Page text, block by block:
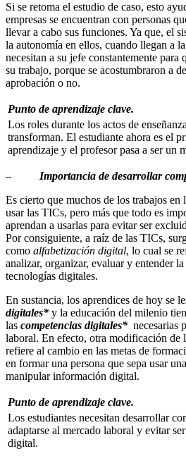
Si se retoma el estudio de caso, esto
empresas se encuentran con personas
llevar a cabo sus funciones. Ya que, el
la autonomía en ellos, cuando llegan a
necesitan a su jefe constantemente para
su trabajo, porque se acostumbraron a
aprobación o no.
Punto de aprendizaje clave.
Los roles durante los actos de
transforman. El estudiante ahora es el
aprendizaje y el profesor pasa a ser un
– Importancia de desarrollar
Es cierto que muchos de los trabajos en
usar las TICs, pero más que todo es
aprendan a usarlas para evitar ser
Por consiguiente, a raíz de las TICs,
como alfabetización digital, lo cual se
analizar, organizar, evaluar y entender
tecnologías digitales.
En sustancia, los aprendices de hoy se
digitales* y la educación del milenio
las competencias digitales* necesarias
laboral. En efecto, otra modificación de
refiere al cambio en las metas de
en formar una persona que sepa usar
manipular información digital.
Punto de aprendizaje clave.
Los estudiantes necesitan desarrollar
adaptarse al mercado laboral y evitar
digital.